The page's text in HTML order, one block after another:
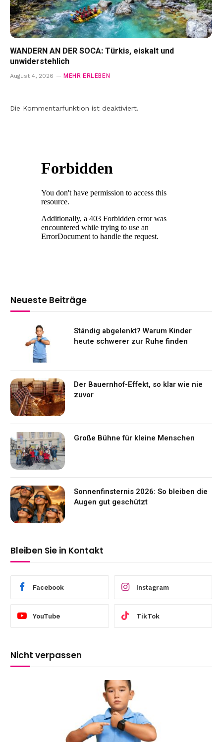
WANDERN AN DER SOCA: Türkis, eiskalt und
unwiderstehlich
August 4, 2026 MEHR ERLEBEN
Die Kommentarfunktion ist deaktiviert.
Neueste Beiträge
Ständig abgelenkt? Warum Kinder
heute schwerer zur Ruhe finden
Der Bauernhof-Effekt, so klar wie nie
zuvor
Große Bühne für kleine Menschen
Sonnenfinsternis 2026: So bleiben die
Augen gut geschützt
Bleiben Sie in Kontakt
Facebook Instagram
YouTube TikTok
Nicht verpassen